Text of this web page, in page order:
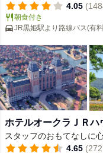
でリフレッシュ！4.05
朝食付き
JR黒姫駅より路線バス(有
ホテルオークラＪＲハ
スタッフのおもてなしに
リゾートホテルです。
4.65